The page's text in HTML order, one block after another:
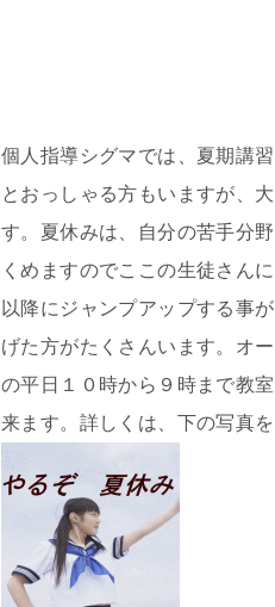
個人指導シグマでは、夏期講
とおっしゃる方もいますが、
す。夏休みは、自分の苦手分
くめますのでここの生徒さん
以降にジャンプアップする事
げた方がたくさんいます。オ
の平日１０時から９時まで教
来ます。詳しくは、下の写真を